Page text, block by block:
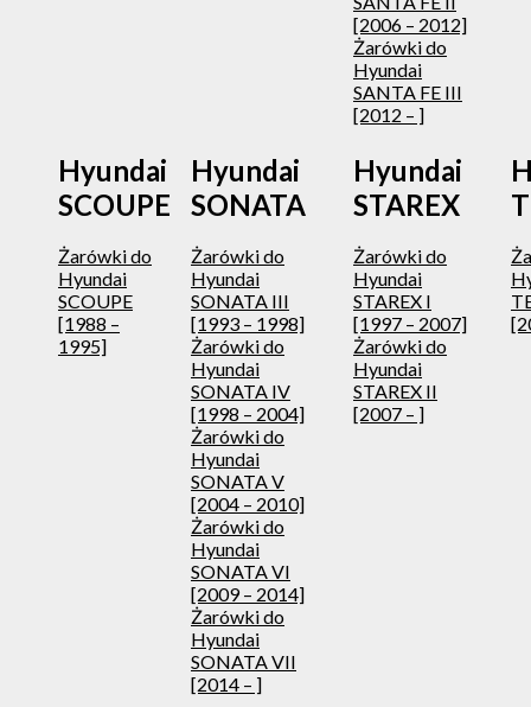
[2006 – 2012]
Żarówki do
Hyundai
SANTA FE III
[2012 – ]
Hyundai
SCOUPE
Żarówki do
Hyundai
SCOUPE
[1988 –
1995]
Hyundai
SONATA
Żarówki do
Hyundai
SONATA III
[1993 – 1998]
Żarówki do
Hyundai
SONATA IV
[1998 – 2004]
Żarówki do
Hyundai
SONATA V
[2004 – 2010]
Żarówki do
Hyundai
SONATA VI
[2009 – 2014]
Żarówki do
Hyundai
SONATA VII
[2014 – ]
Hyundai
STAREX
Żarówki do
Hyundai
STAREX I
[1997 – 2007]
Żarówki do
Hyundai
STAREX II
[2007 – ]